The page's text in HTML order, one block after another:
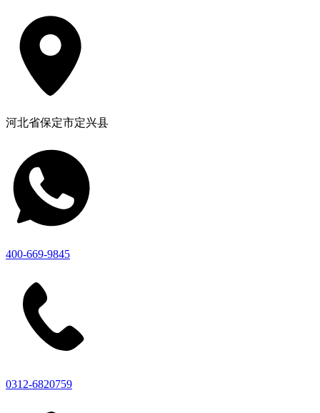
河北省保定市定兴县
400-669-9845
0312-6820759